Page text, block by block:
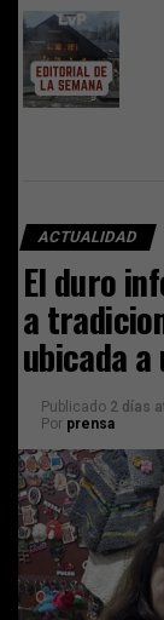
ACTUALIDAD
El duro
a
ubicada
Publicado 2 días
Por prensa